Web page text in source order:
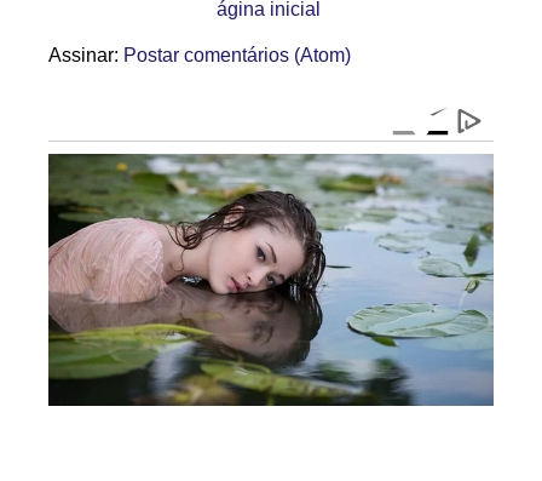
ágina inicial
Assinar: Postar comentários (Atom)